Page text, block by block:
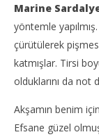
Marine
yöntemle
çürütülerek
katmışlar. Tirsi
olduklarını da not
Akşamın benim
Efsane güzel